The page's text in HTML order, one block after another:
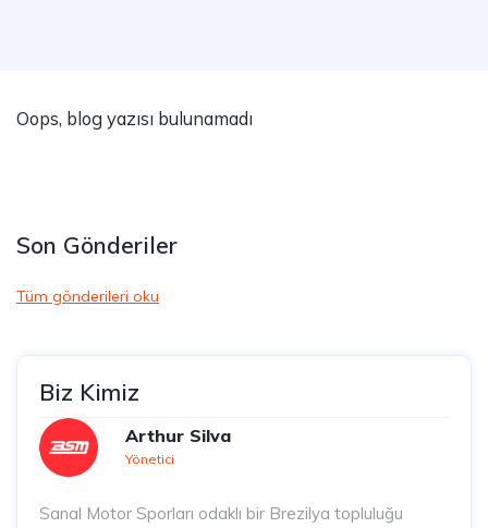
Oops, blog yazısı bulunamadı
Son Gönderiler
Tüm gönderileri oku
Biz Kimiz
Arthur Silva
Yönetici
Sanal Motor Sporları odaklı bir Brezilya topluluğu